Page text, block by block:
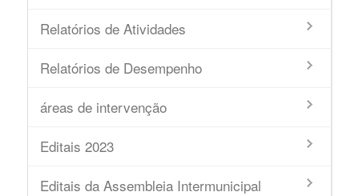
Relatórios de Atividades
Relatórios de Desempenho
áreas de intervenção
Editais 2023
Editais da Assembleia Intermunicipal